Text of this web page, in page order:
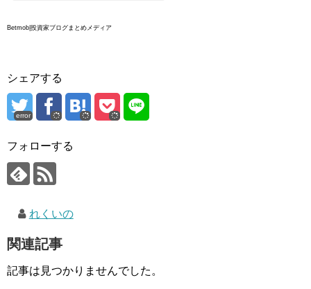
Betmob|投資家ブログまとめメディア
シェアする
error
フォローする
れくいの
関連記事
記事は見つかりませんでした。